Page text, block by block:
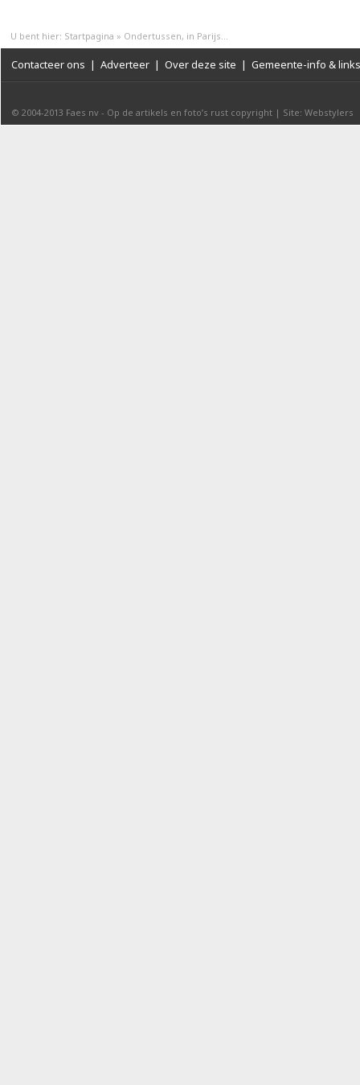
U bent hier: Startpagina » Ondertussen, in Parijs...
Contacteer ons | Adverteer | Over deze site | Gemeente-info & links
© 2004-2013 Faes nv - Op de artikels en foto’s rust copyright | Site: Webstylers